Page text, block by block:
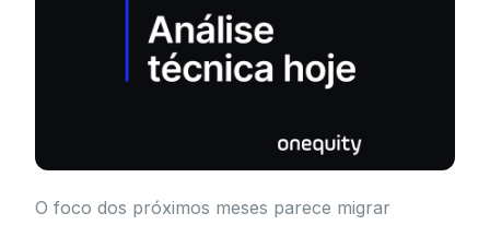
O foco dos próximos meses parece migrar